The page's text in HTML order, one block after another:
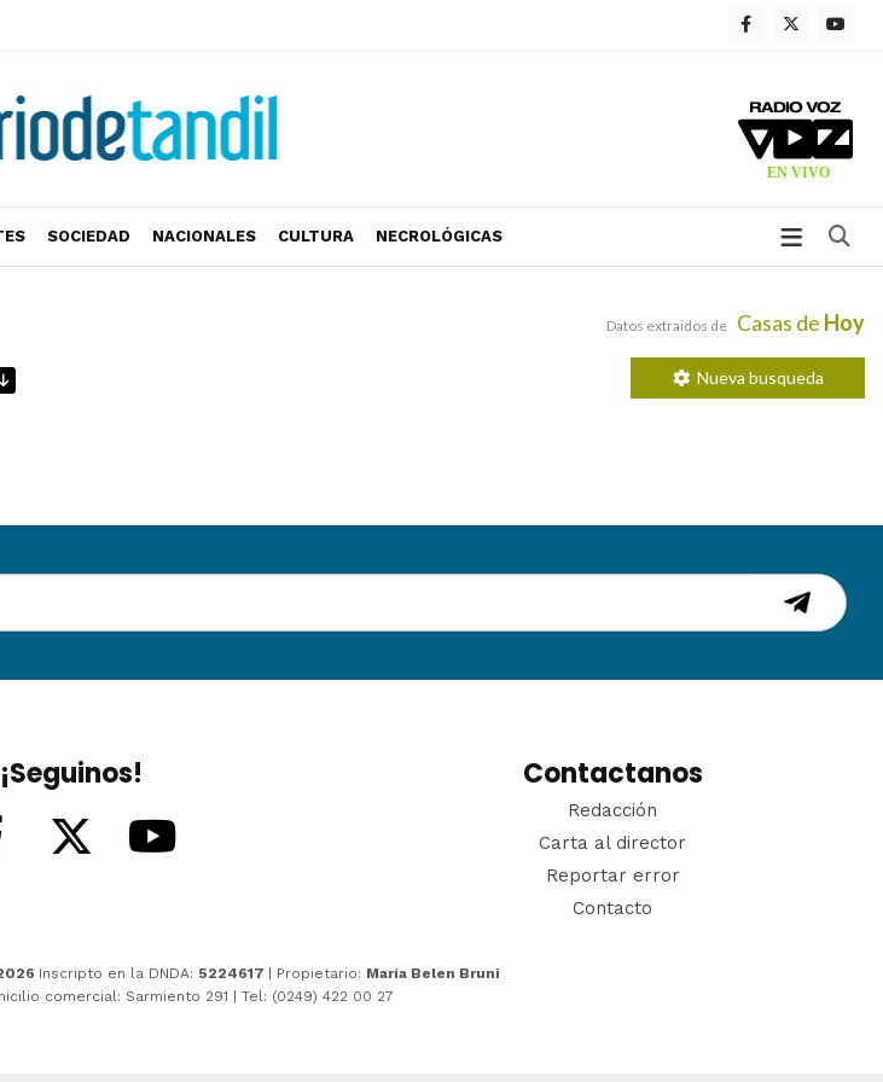
SOCIEDAD NACIONALES CULTURA NECROLÓGICAS
Datos extraidos de Casas de Hoy
Nueva busqueda
¡Seguinos! Contactanos
Redacción
Carta al director
Reportar error
Contacto
Inscripto en la DNDA: 5224617 | Propietario: María Belen Bruni
comercial: Sarmiento 291 | Tel: (0249) 422 00 27